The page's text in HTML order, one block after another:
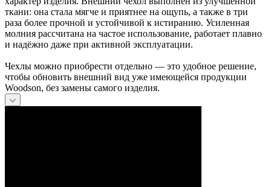
ткани: она стала мягче и приятнее на ощупь, а также в три
раза более прочной и устойчивой к истиранию. Усиленная
молния рассчитана на частое использование, работает плавно
и надёжно даже при активной эксплуатации.
Чехлы можно приобрести отдельно — это удобное решение,
чтобы обновить внешний вид уже имеющейся продукции
Woodson, без замены самого изделия.